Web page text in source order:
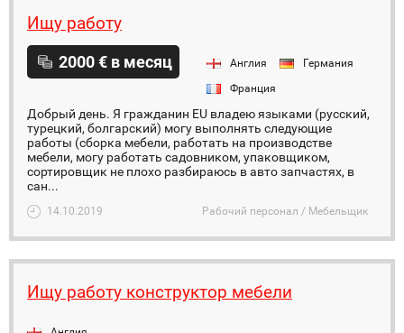
Ищу работу
2000 € в месяц Англия
Германия
Франция
Добрый день. Я гражданин EU владею языками (русский,
турецкий, болгарский) могу выполнять следующие
работы (сборка мебели, работать на производстве
мебели, могу работать садовником, упаковщиком,
сортировщик не плохо разбираюсь в авто запчастях, в
сан...
14.10.2019 Рабочий персонал / Мебельщик
Ищу работу конструктор мебели